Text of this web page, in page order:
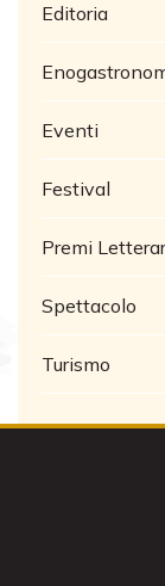
Editoria
Eventi
Festival
Premi
Spettacolo
Turismo